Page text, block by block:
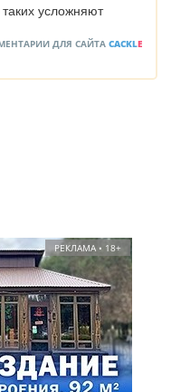
усложняют
ДЛЯ САЙТА CACKLE
РЕКЛАМА • 18+